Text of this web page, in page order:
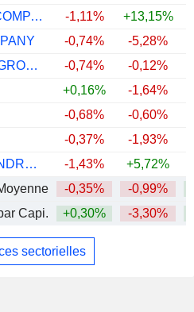
HYUNDAI MOTOR COMPANY
-1,11% +13,15%
-0,74% -5,28%
MERCEDES-BENZ GROUP AG
-0,74% -0,12%
+0,16% -1,64%
-0,68% -0,60%
-0,37% -1,93%
MAHINDRA & MAHINDRA LIMITED
-1,43% +5,72%
-0,35% -0,99%
Capi.
+0,30% -3,30%
sectorielles